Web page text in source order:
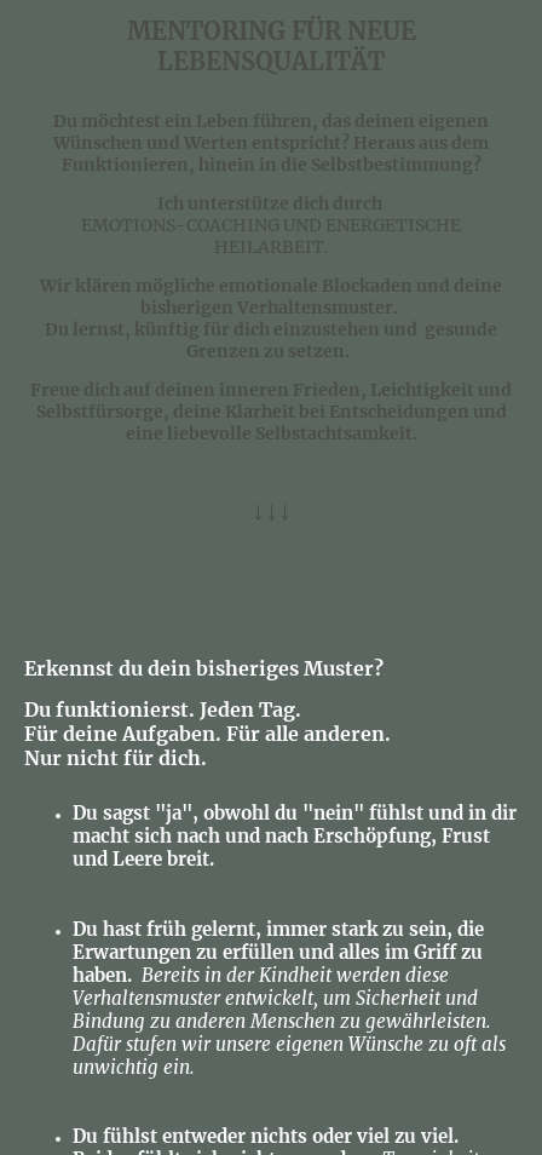
MENTORING FÜR NEUE
LEBENSQUALITÄT
Du möchtest ein Leben führen, das deinen eigenen
Wünschen und Werten entspricht? Heraus aus dem
Funktionieren, hinein in die Selbstbestimmung?
Ich unterstütze dich durch
EMOTIONS-COACHING UND ENERGETISCHE
HEILARBEIT.
Wir klären mögliche emotionale Blockaden und deine
bisherigen Verhaltensmuster.
Du lernst, künftig für dich einzustehen und gesunde
Grenzen zu setzen.
Freue dich auf deinen inneren Frieden, Leichtigkeit und
Selbstfürsorge, deine Klarheit bei Entscheidungen und
eine liebevolle Selbstachtsamkeit.
↓↓↓
Erkennst du dein bisheriges Muster?
Du funktionierst. Jeden Tag.
Für deine Aufgaben. Für alle anderen.
Nur nicht für dich.
Du sagst "ja", obwohl du "nein" fühlst und in dir
macht sich nach und nach Erschöpfung, Frust
und Leere breit.
Du hast früh gelernt, immer stark zu sein, die
Erwartungen zu erfüllen und alles im Griff zu
haben. Bereits in der Kindheit werden diese
Verhaltensmuster entwickelt, um Sicherheit und
Bindung zu anderen Menschen zu gewährleisten.
Dafür stufen wir unsere eigenen Wünsche zu oft als
unwichtig ein.
Du fühlst entweder nichts oder viel zu viel.